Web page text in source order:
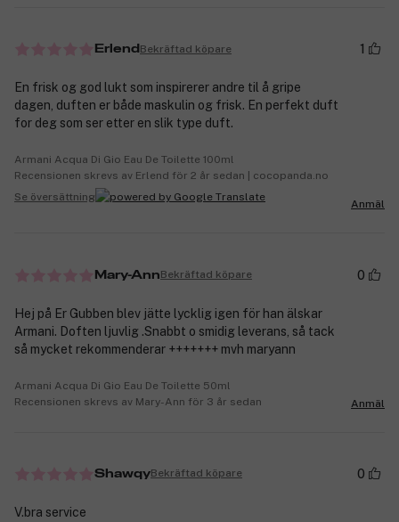
Erlend Bekräftad köpare 1
En frisk og god lukt som inspirerer andre til å gripe
dagen, duften er både maskulin og frisk. En perfekt duft
for deg som ser etter en slik type duft.
Armani Acqua Di Gio Eau De Toilette 100ml
Recensionen skrevs av Erlend för 2 år sedan | cocopanda.no
Se översättning
Anmäl
Mary-AnnBekräftad köpare 0
Hej på Er Gubben blev jätte lycklig igen för han älskar
Armani. Doften ljuvlig .Snabbt o smidig leverans, så tack
så mycket rekommenderar +++++++ mvh maryann
Armani Acqua Di Gio Eau De Toilette 50ml
Recensionen skrevs av Mary-Ann för 3 år sedan
Anmäl
ShawqyBekräftad köpare 0
V.bra service